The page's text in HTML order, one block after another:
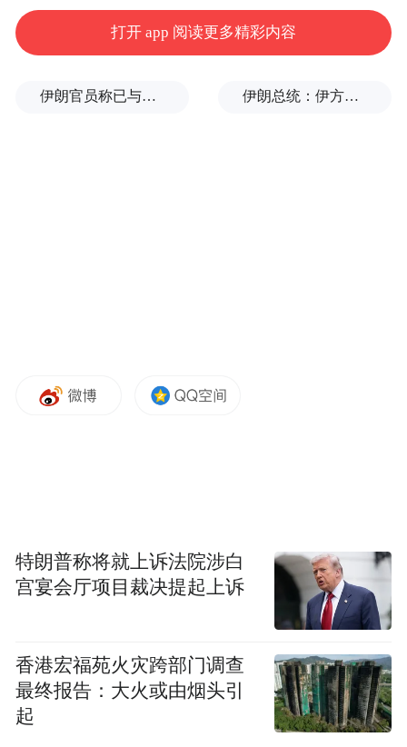
打开 app 阅读更多精彩内容
伊朗官员称已与阿曼就霍尔木兹海峡通行问题明确总体框架 伊朗总统：伊方未在涉谅解备忘录的谈判中作任何让步
特朗普称将就上诉法院涉白
宫宴会厅项目裁决提起上诉
香港宏福苑火灾跨部门调查
最终报告：大火或由烟头引
起